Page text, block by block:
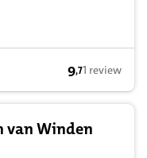
9,7 op basis
9,71 review
van Winden